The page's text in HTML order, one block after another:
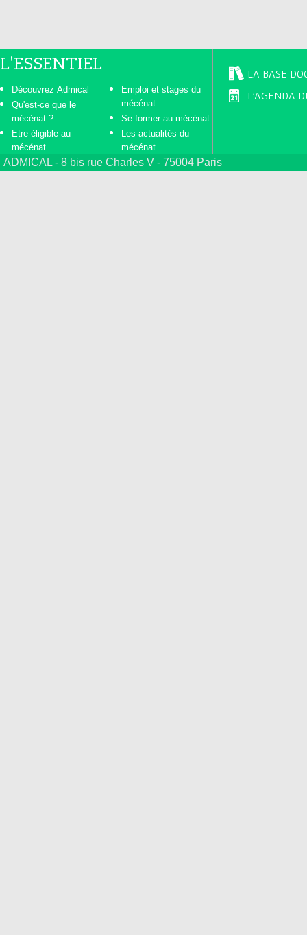
L'ESSENTIEL
Découvrez Admical
Qu'est-ce que le
mécénat ?
Etre éligible au
mécénat
Emploi et stages du
mécénat
Se former au mécénat
Les actualités du
mécénat
LA BASE
L'AGENDA
ADMICAL - 8 bis rue Charles V - 75004 Paris